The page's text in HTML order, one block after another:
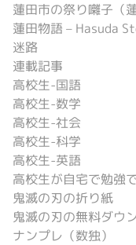
蓮田市の祭り囃子（
蓮田物語 – Hasuda
迷路
連載記事
高校生-国語
高校生-数学
高校生-社会
高校生-科学
高校生-英語
高校生が自宅で勉強
鬼滅の刃の折り紙
鬼滅の刃の無料ダウ
ナンプレ（数独）